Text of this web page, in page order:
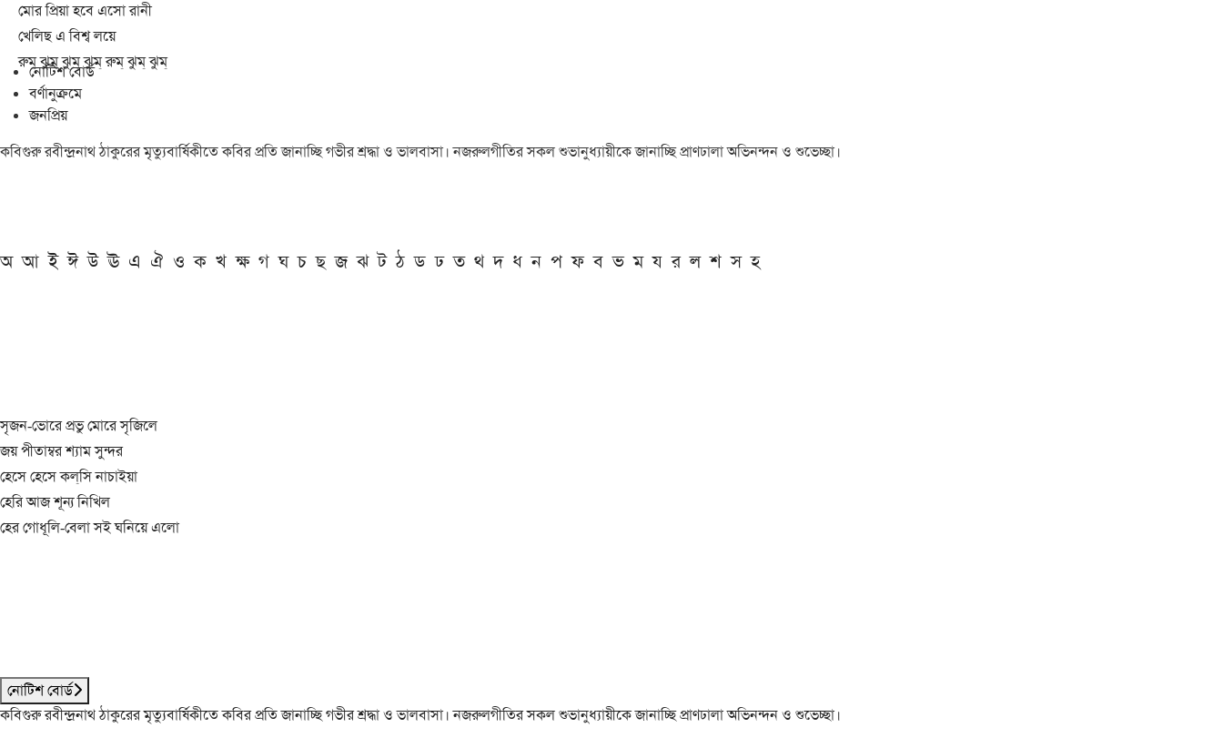
মোর প্রিয়া হবে এসো রানী
খেলিছ এ বিশ্ব লয়ে
রুম্ ঝুম্ ঝুম্ ঝুম্ রুম্ ঝুম্ ঝুম্
নোটিশ বোর্ড
বর্ণানুক্রমে
জনপ্রিয়
কবিগুরু রবীন্দ্রনাথ ঠাকুরের মৃত্যুবার্ষিকীতে কবির প্রতি জানাচ্ছি গভীর শ্রদ্ধা ও ভালবাসা। নজরুলগীতির সকল শুভানুধ্যায়ীকে জানাচ্ছি প্রাণঢালা অভিনন্দন ও শুভেচ্ছা।
অ আ ই ঈ উ ঊ এ ঐ ও ক খ ক্ষ গ ঘ চ ছ জ ঝ ট ঠ ড ঢ ত থ দ ধ ন প ফ ব ভ ম য র ল শ স হ
সৃজন-ভোরে প্রভু মোরে সৃজিলে
জয় পীতাম্বর শ্যাম সুন্দর
হেসে হেসে কল্‌সি নাচাইয়া
হেরি আজ শূন্য নিখিল
হের গোধূলি-বেলা সই ঘনিয়ে এলো
নোটিশ বোর্ড
কবিগুরু রবীন্দ্রনাথ ঠাকুরের মৃত্যুবার্ষিকীতে কবির প্রতি জানাচ্ছি গভীর শ্রদ্ধা ও ভালবাসা। নজরুলগীতির সকল শুভানুধ্যায়ীকে জানাচ্ছি প্রাণঢালা অভিনন্দন ও শুভেচ্ছা।